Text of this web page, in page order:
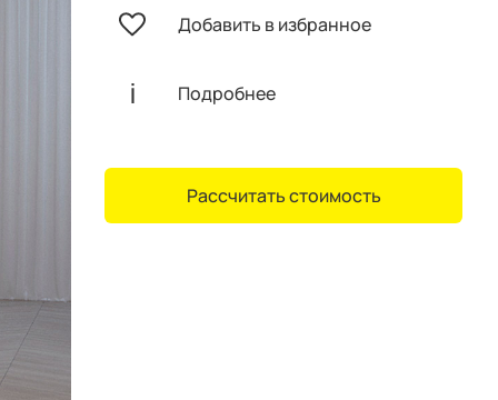
Добавить в избранное
Подробнее
Рассчитать стоимость